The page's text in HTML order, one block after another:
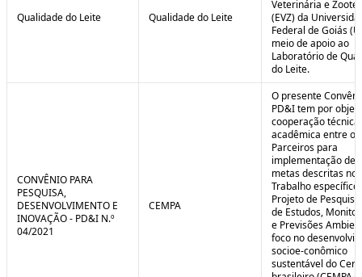
Qualidade do Leite Qualidade do Leite
Veterinária e
(EVZ) da
Federal de Goiás
meio de apoio ao
Laboratório de
do Leite.
CONVÊNIO PARA
PESQUISA,
DESENVOLVIMENTO E
INOVAÇÃO - PD&I N.º
04/2021
CEMPA
O presente
PD&I tem por
cooperação técnica
acadêmica entre os
Parceiros para
implementação de
metas descritas no
Trabalho específico
Projeto de
de Estudos,
e Previsões
foco no
socioe-conômico
sustentável do